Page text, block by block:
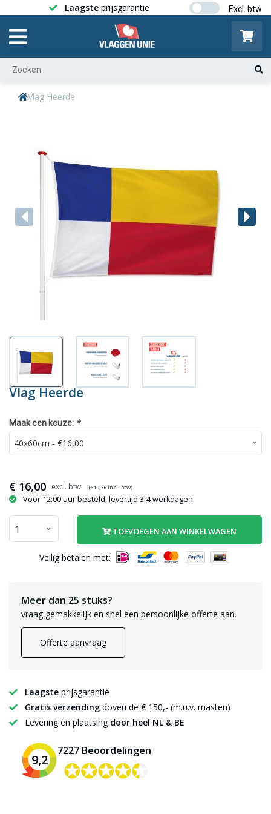
Laagste prijsgarantie Gratis
Vlag Heerde
Vlag Heerde
Maak een keuze: *
€ 16,00 (€19,36incl. btw)
Voor 12:00 uur besteld, levertijd 3-4 werkdagen
TOEVOEGEN AAN WINKELWAGEN
Veilig betalen met:
Meer dan 25 stuks?
vraag gemakkelijk en snel een persoonlijke offerte aan.
Offerte aanvraag
Laagste prijsgarantie
Gratis verzending boven de € 150,- (m.u.v. masten)
Levering en plaatsing door heel NL & BE
9,2
7227 Beoordelingen
✪✪✪✪✪
✪✪✪✪✪